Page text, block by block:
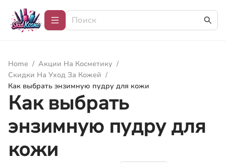
Home / Акции На Косметику /
Скидки На Уход За Кожей /
Как выбрать энзимную пудру для кожи
Как выбрать
энзимную пудру для
кожи